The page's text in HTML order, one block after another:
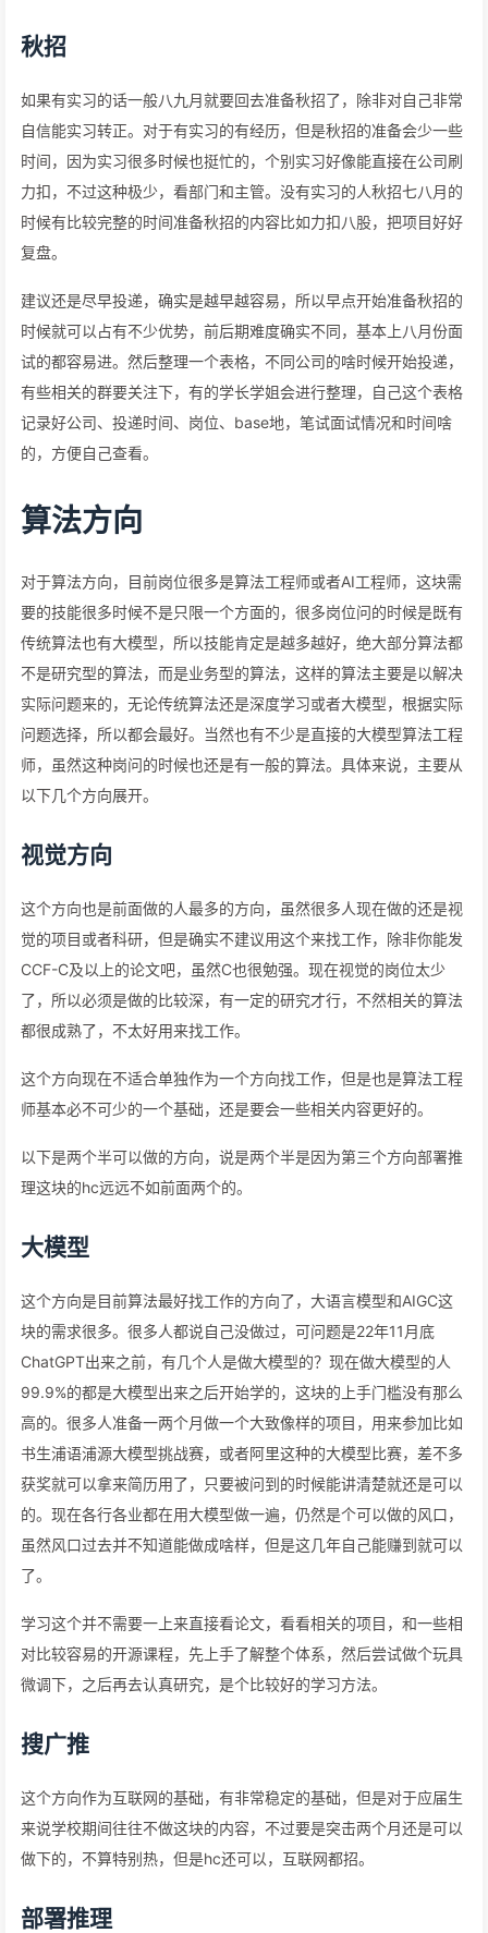
秋招
如果有实习的话一般八九月就要回去准备秋招了，除非对自己非常
自信能实习转正。对于有实习的有经历，但是秋招的准备会少一些
时间，因为实习很多时候也挺忙的，个别实习好像能直接在公司刷
力扣，不过这种极少，看部门和主管。没有实习的人秋招七八月的
时候有比较完整的时间准备秋招的内容比如力扣八股，把项目好好
复盘。
建议还是尽早投递，确实是越早越容易，所以早点开始准备秋招的
时候就可以占有不少优势，前后期难度确实不同，基本上八月份面
试的都容易进。然后整理一个表格，不同公司的啥时候开始投递，
有些相关的群要关注下，有的学长学姐会进行整理，自己这个表格
记录好公司、投递时间、岗位、base地，笔试面试情况和时间啥
的，方便自己查看。
算法方向
对于算法方向，目前岗位很多是算法工程师或者AI工程师，这块需
要的技能很多时候不是只限一个方面的，很多岗位问的时候是既有
传统算法也有大模型，所以技能肯定是越多越好，绝大部分算法都
不是研究型的算法，而是业务型的算法，这样的算法主要是以解决
实际问题来的，无论传统算法还是深度学习或者大模型，根据实际
问题选择，所以都会最好。当然也有不少是直接的大模型算法工程
师，虽然这种岗问的时候也还是有一般的算法。具体来说，主要从
以下几个方向展开。
视觉方向
这个方向也是前面做的人最多的方向，虽然很多人现在做的还是视
觉的项目或者科研，但是确实不建议用这个来找工作，除非你能发
CCF-C及以上的论文吧，虽然C也很勉强。现在视觉的岗位太少
了，所以必须是做的比较深，有一定的研究才行，不然相关的算法
都很成熟了，不太好用来找工作。
这个方向现在不适合单独作为一个方向找工作，但是也是算法工程
师基本必不可少的一个基础，还是要会一些相关内容更好的。
以下是两个半可以做的方向，说是两个半是因为第三个方向部署推
理这块的hc远远不如前面两个的。
大模型
这个方向是目前算法最好找工作的方向了，大语言模型和AIGC这
块的需求很多。很多人都说自己没做过，可问题是22年11月底
ChatGPT出来之前，有几个人是做大模型的？现在做大模型的人
99.9%的都是大模型出来之后开始学的，这块的上手门槛没有那么
高的。很多人准备一两个月做一个大致像样的项目，用来参加比如
书生浦语浦源大模型挑战赛，或者阿里这种的大模型比赛，差不多
获奖就可以拿来简历用了，只要被问到的时候能讲清楚就还是可以
的。现在各行各业都在用大模型做一遍，仍然是个可以做的风口，
虽然风口过去并不知道能做成啥样，但是这几年自己能赚到就可以
了。
学习这个并不需要一上来直接看论文，看看相关的项目，和一些相
对比较容易的开源课程，先上手了解整个体系，然后尝试做个玩具
微调下，之后再去认真研究，是个比较好的学习方法。
搜广推
这个方向作为互联网的基础，有非常稳定的基础，但是对于应届生
来说学校期间往往不做这块的内容，不过要是突击两个月还是可以
做下的，不算特别热，但是hc还可以，互联网都招。
部署推理